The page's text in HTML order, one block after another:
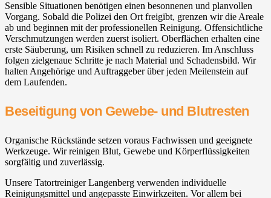
Sensible Situationen benötigen einen besonnenen und planvollen
Vorgang. Sobald die Polizei den Ort freigibt, grenzen wir die Areale
ab und beginnen mit der professionellen Reinigung. Offensichtliche
Verschmutzungen werden zuerst isoliert. Oberflächen erhalten eine
erste Säuberung, um Risiken schnell zu reduzieren. Im Anschluss
folgen zielgenaue Schritte je nach Material und Schadensbild. Wir
halten Angehörige und Auftraggeber über jeden Meilenstein auf
dem Laufenden.
Beseitigung von Gewebe- und Blutresten
Organische Rückstände setzen voraus Fachwissen und geeignete
Werkzeuge. Wir reinigen Blut, Gewebe und Körperflüssigkeiten
sorgfältig und zuverlässig.
Unsere Tatortreiniger Langenberg verwenden individuelle
Reinigungsmittel und angepasste Einwirkzeiten. Vor allem bei